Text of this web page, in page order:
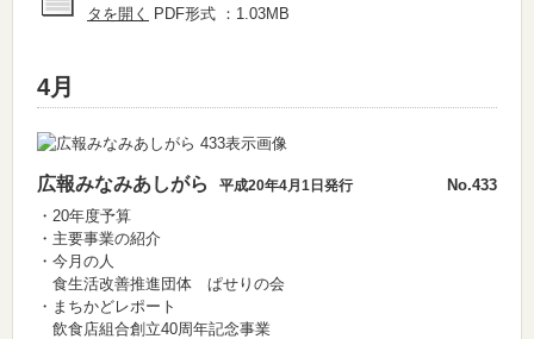
タを開く
PDF形式 ：1.03MB
4月
No.433
広報みなみあしがら 平成20年4月1日発行
・20年度予算
・主要事業の紹介
・今月の人
食生活改善推進団体 ぱせりの会
・まちかどレポート
飲食店組合創立40周年記念事業